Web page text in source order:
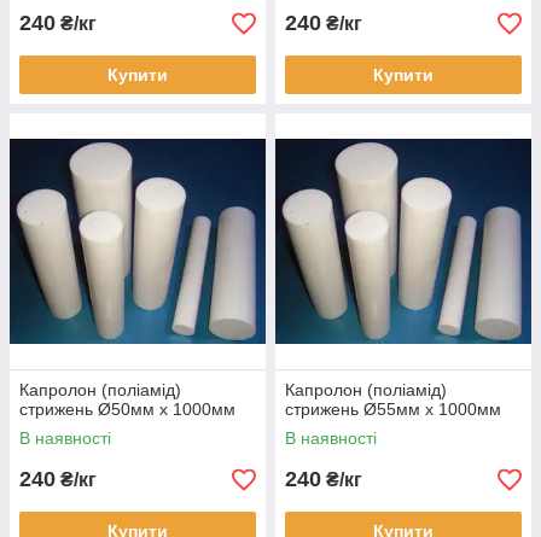
240 ₴/кг
Купити
240 ₴/кг
Купити
Капролон (поліамід)
стрижень Ø50мм х 1000мм
В наявності
240 ₴/кг
Купити
Капролон (поліамід)
стрижень Ø55мм х 1000мм
В наявності
240 ₴/кг
Купити